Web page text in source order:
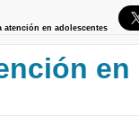
atención en adolescentes
en